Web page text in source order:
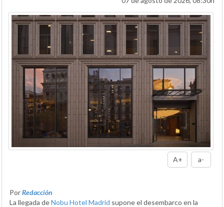
A+ a-
PorRedacción
La llegada deNobu Hotel Madrid supone el desembarco en la